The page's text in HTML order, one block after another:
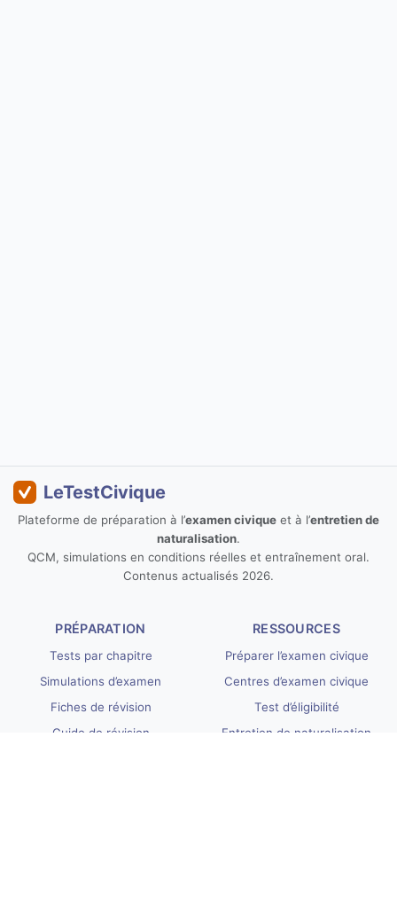
LeTestCivique
Plateforme de préparation à l’examen civique et à l’entretien de
naturalisation.
QCM, simulations en conditions réelles et entraînement oral.
Contenus actualisés 2026.
PRÉPARATION
Tests par chapitre
Simulations d’examen
Fiches de révision
Guide de révision
RESSOURCES
Préparer l’examen civique
Centres d’examen civique
Test d’éligibilité
Entretien de naturalisation